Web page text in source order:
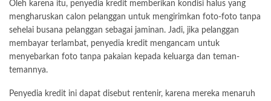
Oleh karena itu, penyedia kredit memberikan kondisi halus yang
mengharuskan calon pelanggan untuk mengirimkan foto-foto tanpa
sehelai busana pelanggan sebagai jaminan. Jadi, jika pelanggan
membayar terlambat, penyedia kredit mengancam untuk
menyebarkan foto tanpa pakaian kepada keluarga dan teman-
temannya.
Penyedia kredit ini dapat disebut rentenir, karena mereka menaruh